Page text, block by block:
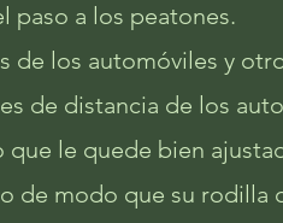
paso a los peatones.
de los automóviles y
de distancia de los
que le quede bien
de modo que su rodilla